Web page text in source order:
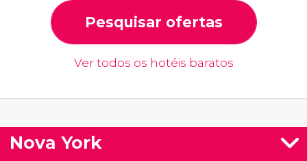
Pesquisar ofertas
Ver todos os hotéis baratos
Nova York